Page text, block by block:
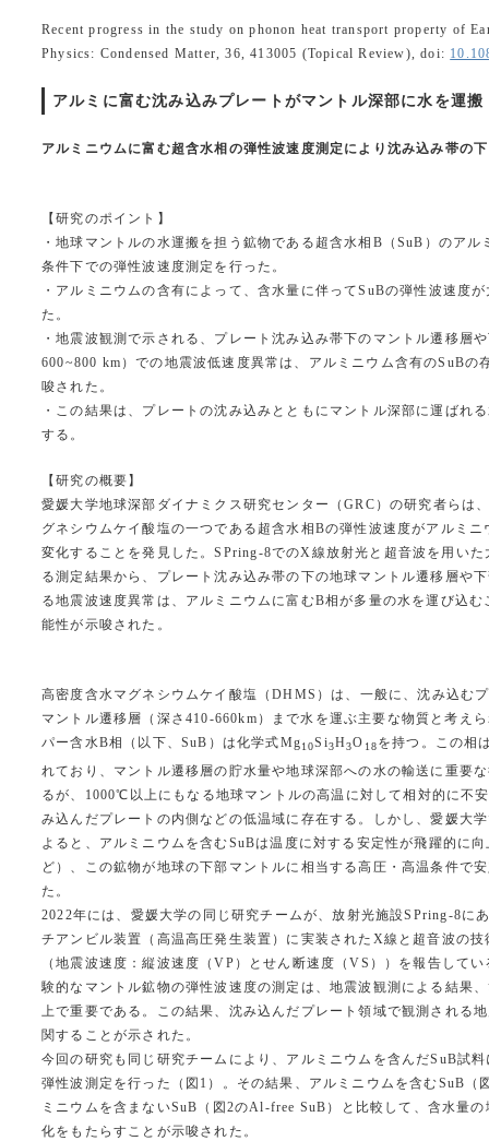
Recent progress in the study on phonon heat transport property of
Physics: Condensed Matter, 36, 413005 (Topical Review), doi:
アルミに富む沈み込みプレートがマントル深部に水を運搬
アルミニウムに富む超含水相の弾性波速度測定により沈み込み帯の
【研究のポイント】
・地球マントルの水運搬を担う鉱物である超含水相B（SuB）のア
条件下での弾性波速度測定を行った。
・アルミニウムの含有によって、含水量に伴ってSuBの弾性波速度
た。
・地震波観測で示される、プレート沈み込み帯下のマントル遷移層
600~800 km）での地震波低速度異常は、アルミニウム含有のSuBの
唆された。
・この結果は、プレートの沈み込みとともにマントル深部に運ばれ
する。
【研究の概要】
愛媛大学地球深部ダイナミクス研究センター（GRC）の研究者らは
グネシウムケイ酸塩の一つである超含水相Bの弾性波速度がアルミ
変化することを発見した。SPring-8でのX線放射光と超音波を用い
る測定結果から、プレート沈み込み帯の下の地球マントル遷移層や
る地震波速度異常は、アルミニウムに富むB相が多量の水を運び込
能性が示唆された。
高密度含水マグネシウムケイ酸塩（DHMS）は、一般に、沈み込む
マントル遷移層（深さ410-660km）まで水を運ぶ主要な物質と考え
パー含水B相（以下、SuB）は化学式Mg10Si3H3O 18を持つ。この相
れており、マントル遷移層の貯水量や地球深部への水の輸送に重要
るが、1000℃以上にもなる地球マントルの高温に対して相対的に不
み込んだプレートの内側などの低温域に存在する。しかし、愛媛大
よると、アルミニウムを含むSuBは温度に対する安定性が飛躍的に
ど）、この鉱物が地球の下部マントルに相当する高圧・高温条件で
た。
2022年には、愛媛大学の同じ研究チームが、放射光施設SPring-8に
チアンビル装置（高温高圧発生装置）に実装されたX線と超音波の
（地震波速度：縦波速度（VP）とせん断速度（VS））を報告して
験的なマントル鉱物の弾性波速度の測定は、地震波観測による結果
上で重要である。この結果、沈み込んだプレート領域で観測される
関することが示された。
今回の研究も同じ研究チームにより、アルミニウムを含んだSuB試
弾性波測定を行った（図1）。その結果、アルミニウムを含むSuB
ミニウムを含まないSuB（図2のAl-free SuB）と比較して、含水量
化をもたらすことが示唆された。